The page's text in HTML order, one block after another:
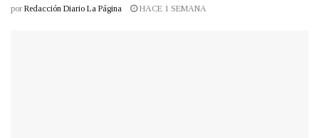
por Redacción Diario La Página HACE 1 SEMANA